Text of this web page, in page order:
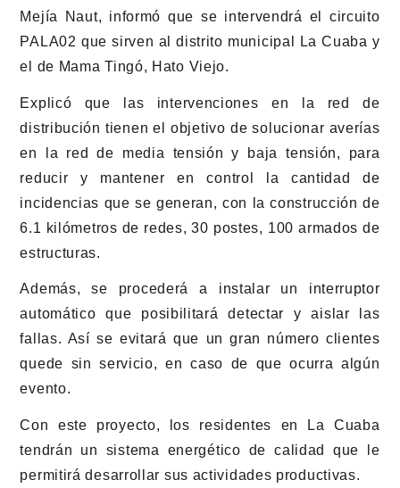
Mejía Naut, informó que se intervendrá el circuito
PALA02 que sirven al distrito municipal La Cuaba y
el de Mama Tingó, Hato Viejo.
Explicó que las intervenciones en la red de
distribución tienen el objetivo de solucionar averías
en la red de media tensión y baja tensión, para
reducir y mantener en control la cantidad de
incidencias que se generan, con la construcción de
6.1 kilómetros de redes, 30 postes, 100 armados de
estructuras.
Además, se procederá a instalar un interruptor
automático que posibilitará detectar y aislar las
fallas. Así se evitará que un gran número clientes
quede sin servicio, en caso de que ocurra algún
evento.
Con este proyecto, los residentes en La Cuaba
tendrán un sistema energético de calidad que le
permitirá desarrollar sus actividades productivas.